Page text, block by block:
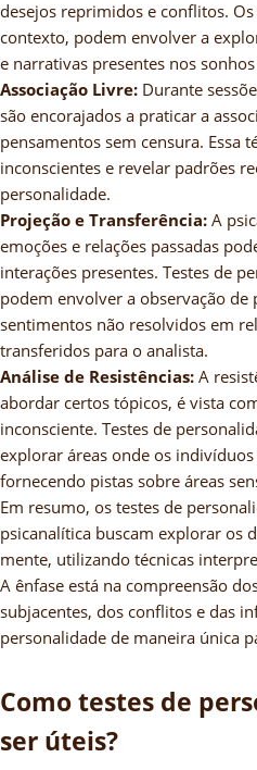
desejos reprimidos e conflitos.
contexto, podem envolver a
e narrativas presentes nos
Associação Livre: Durante
são encorajados a praticar a
pensamentos sem censura. Essa
inconscientes e revelar padrões
personalidade.
Projeção e Transferência: A
emoções e relações passadas
interações presentes. Testes de
podem envolver a observação
sentimentos não resolvidos em
transferidos para o analista.
Análise de Resistências: A
abordar certos tópicos, é vista
inconsciente. Testes de
explorar áreas onde os
fornecendo pistas sobre áreas
Em resumo, os testes de
psicanalítica buscam explorar os
mente, utilizando técnicas
A ênfase está na compreensão
subjacentes, dos conflitos e das
personalidade de maneira única
Como testes de
ser úteis?